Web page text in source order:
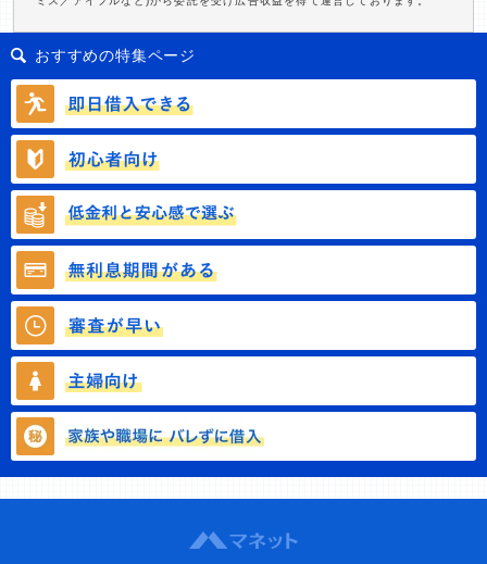
おすすめの特集ページ